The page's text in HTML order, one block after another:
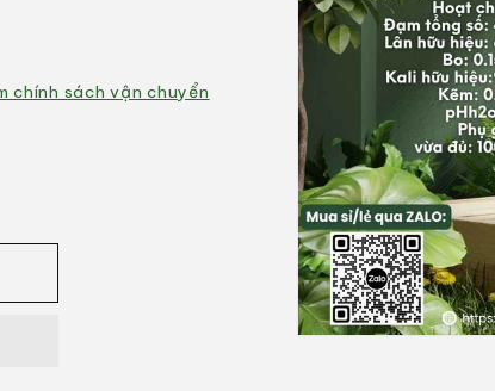
chính sách vận chuyển